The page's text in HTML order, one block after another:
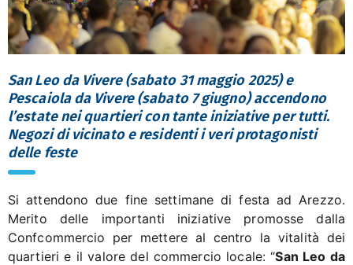
San Leo da Vivere (sabato 31 maggio 2025) e
Pescaiola da Vivere (sabato 7 giugno) accendono
l’estate nei quartieri con tante iniziative per tutti.
Negozi di vicinato e residenti i veri protagonisti
delle feste
Si attendono due fine settimane di festa ad Arezzo.
Merito delle importanti iniziative promosse dalla
Confcommercio per mettere al centro la vitalità dei
quartieri e il valore del commercio locale: “San Leo da